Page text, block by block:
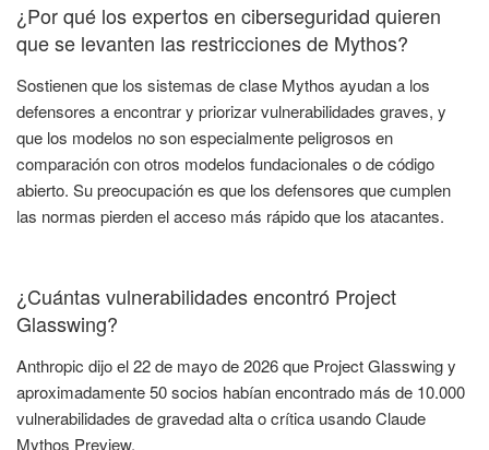
¿Por qué los expertos en ciberseguridad quieren
que se levanten las restricciones de Mythos?
Sostienen que los sistemas de clase Mythos ayudan a los
defensores a encontrar y priorizar vulnerabilidades graves, y
que los modelos no son especialmente peligrosos en
comparación con otros modelos fundacionales o de código
abierto. Su preocupación es que los defensores que cumplen
las normas pierden el acceso más rápido que los atacantes.
¿Cuántas vulnerabilidades encontró Project
Glasswing?
Anthropic dijo el 22 de mayo de 2026 que Project Glasswing y
aproximadamente 50 socios habían encontrado más de 10.000
vulnerabilidades de gravedad alta o crítica usando Claude
Mythos Preview.